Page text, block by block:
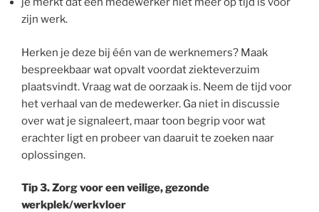
zijn werk.
Herken je deze bij één van de werknemers? Maak
bespreekbaar wat opvalt voordat ziekteverzuim
plaatsvindt. Vraag wat de oorzaak is. Neem de tijd voor
het verhaal van de medewerker. Ga niet in discussie
over wat je signaleert, maar toon begrip voor wat
erachter ligt en probeer van daaruit te zoeken naar
oplossingen.
Tip 3. Zorg voor een veilige, gezonde
werkplek/werkvloer